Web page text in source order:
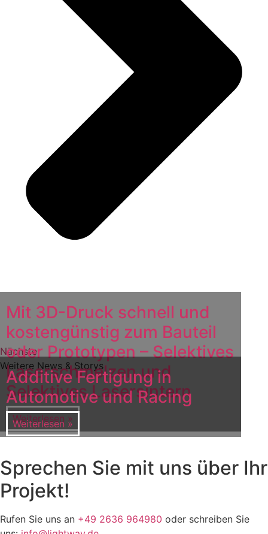
Nächster
Weitere News & Storys
Mit 3D-Druck schnell und
kostengünstig zum Bauteil
oder Prototypen – Selektives
Laserschmelzen und
Selektives Lasersintern
Weiterlesen »
Additive Fertigung in
Automotive und Racing
Weiterlesen »
Sprechen Sie mit uns über Ihr
Projekt!
Rufen Sie uns an +49 2636 964980 oder schreiben Sie